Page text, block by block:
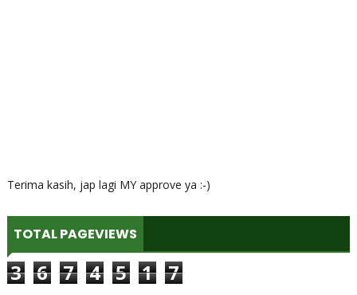
Terima kasih, jap lagi MY approve ya :-)
TOTAL PAGEVIEWS
3 6 7 4 5 1 7